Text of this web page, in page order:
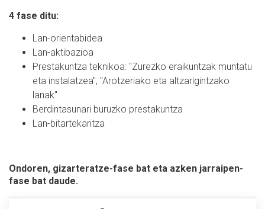
4 fase ditu:
Lan-orientabidea
Lan-aktibazioa
Prestakuntza teknikoa: "Zurezko eraikuntzak muntatu
eta instalatzea", "Arotzeriako eta altzarigintzako
lanak"
Berdintasunari buruzko prestakuntza
Lan-bitartekaritza
Ondoren, gizarteratze-fase bat eta azken jarraipen-
fase bat daude.